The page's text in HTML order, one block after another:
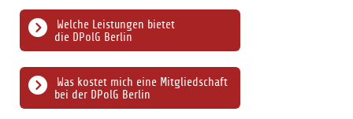
Was kostet mich eine Mitgliedschaft
bei der DPolG Berlin
Welche Leistungen bietet
die DPolG Berlin